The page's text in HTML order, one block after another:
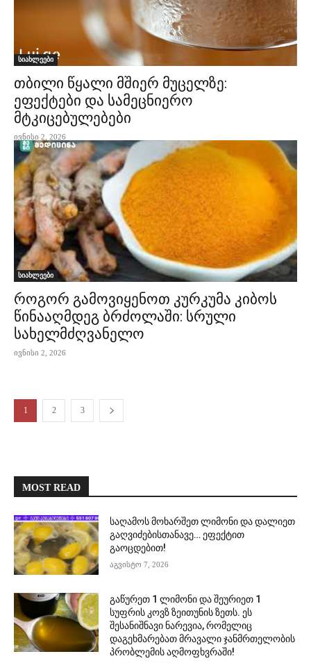
სიახლეები
თბილი წყალი მშიერ მუცელზე:
ეფექტები და სამეცნიერო
მტკიცებულებები
ივნისი 2, 2026
სიახლეები
როგორ გამოვიყენოთ კურკუმა კიბოს
წინააღმდეგ ბრძოლაში: სრული
სახელმძღვანელო
ივნისი 2, 2026
1 2 3
MOST READ
საღამოს მოხარშეთ ლიმონი და დალიეთ
გაღვიძებისთანავე… ეფექტით
გაოცდებით!
აგვისტო 7, 2026
გაწურეთ 1 ლიმონი და შეურიეთ 1
სუფრის კოვზ ზეითუნის ზეთს. ეს
შესანიშნავი ნარევია, რომელიც
დაგეხმარებათ მრავალი ჯანმრთელობის
პრობლემის აღმოფხვრაში!